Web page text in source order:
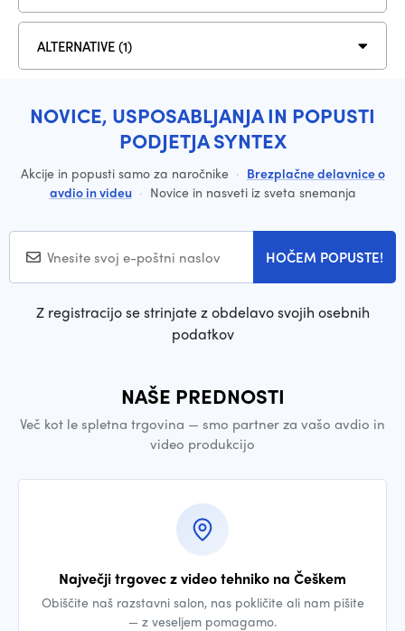
ALTERNATIVE (1)
NOVICE, USPOSABLJANJA IN POPUSTI
PODJETJA SYNTEX
Akcije in popusti samo za naročnike · Brezplačne delavnice o
avdio in videu · Novice in nasveti iz sveta snemanja
HOČEM POPUSTE!
Z registracijo se strinjate z obdelavo svojih osebnih
podatkov
NAŠE PREDNOSTI
Več kot le spletna trgovina — smo partner za vašo avdio in
video produkcijo
Največji trgovec z video tehniko na Češkem
Obiščite naš razstavni salon, nas pokličite ali nam pišite
— z veseljem pomagamo.